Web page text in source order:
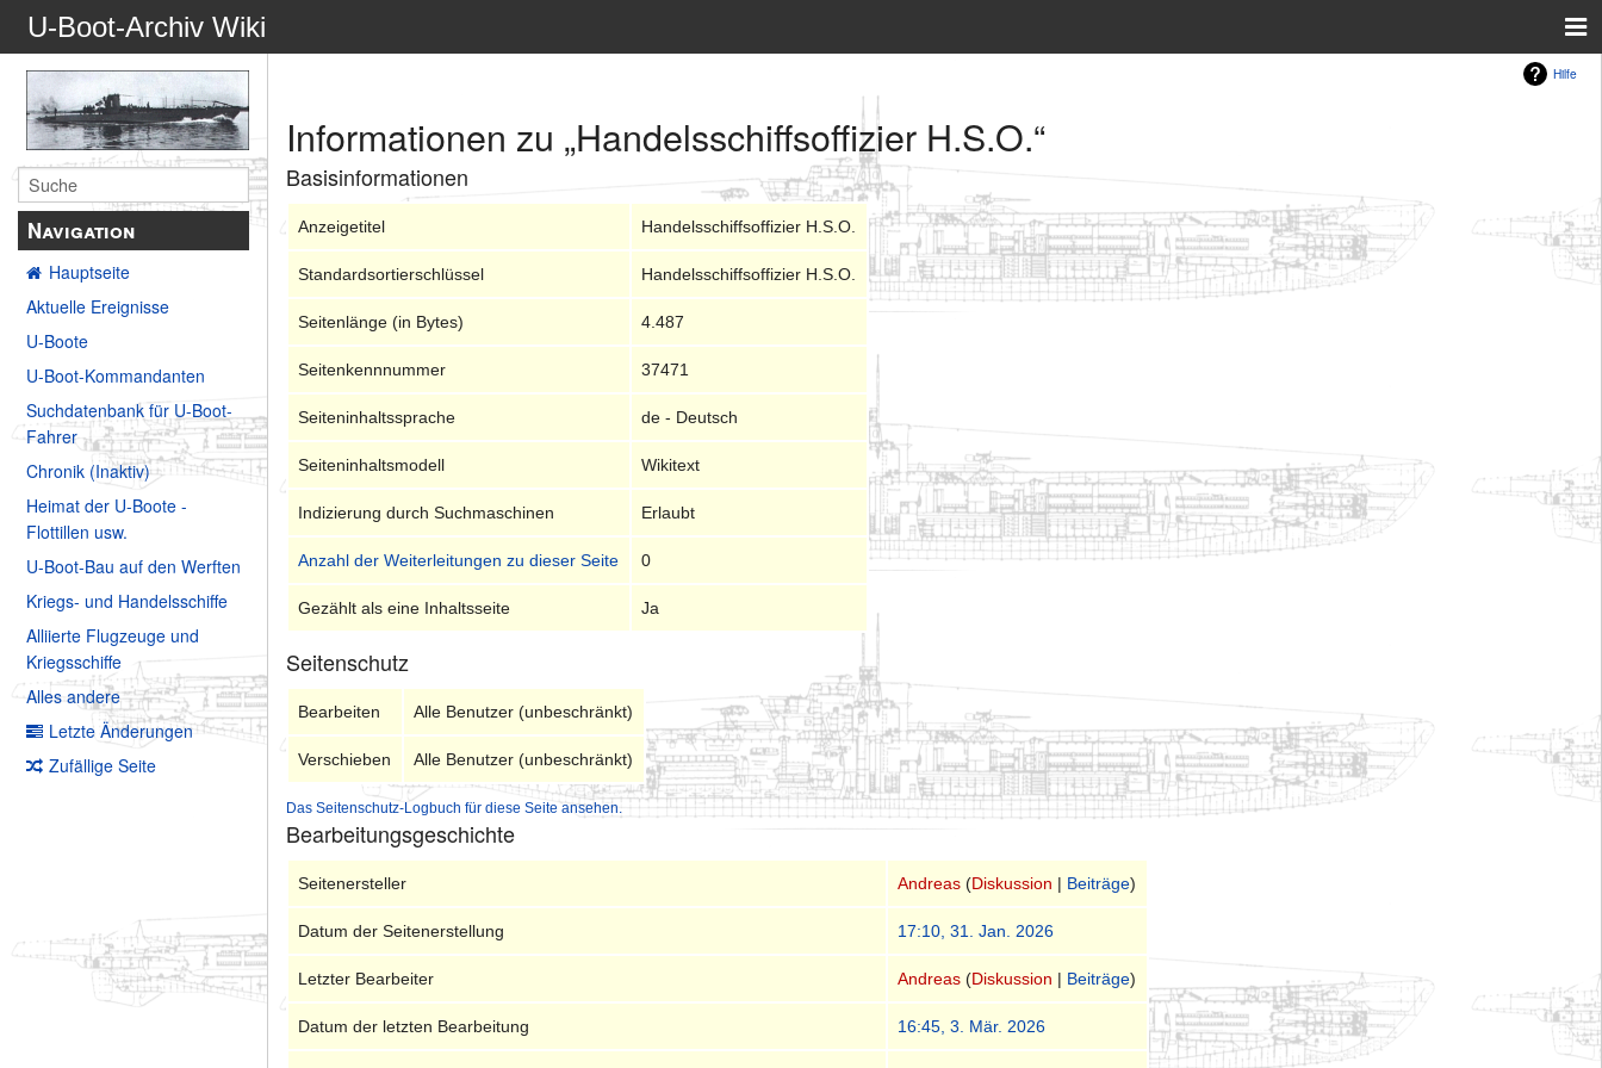
U-Boot-Archiv Wiki
Navigation
Hauptseite
Aktuelle Ereignisse
U-Boote
U-Boot-Kommandanten
Suchdatenbank für U-Boot-
Fahrer
Chronik (Inaktiv)
Heimat der U-Boote -
Flottillen usw.
U-Boot-Bau auf den Werften
Kriegs- und Handelsschiffe
Alliierte Flugzeuge und
Kriegsschiffe
Alles andere
Letzte Änderungen
Zufällige Seite
Hilfe
Informationen zu „Handelsschiffsoffizier H.S.O.“
Basisinformationen
Anzeigetitel Handelsschiffsoffizier H.S.O.
Standardsortierschlüssel Handelsschiffsoffizier H.S.O.
Seitenlänge (in Bytes) 4.487
Seitenkennnummer 37471
Seiteninhaltssprache de - Deutsch
Seiteninhaltsmodell Wikitext
Indizierung durch Suchmaschinen Erlaubt
Anzahl der Weiterleitungen zu dieser Seite 0
Gezählt als eine Inhaltsseite Ja
Seitenschutz
Bearbeiten Alle Benutzer (unbeschränkt)
Verschieben Alle Benutzer (unbeschränkt)
Das Seitenschutz-Logbuch für diese Seite ansehen.
Bearbeitungsgeschichte
Seitenersteller Andreas (Diskussion | Beiträge)
Datum der Seitenerstellung 17:10, 31. Jan. 2026
Letzter Bearbeiter Andreas (Diskussion | Beiträge)
Datum der letzten Bearbeitung 16:45, 3. Mär. 2026